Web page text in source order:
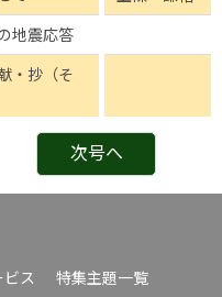
地震応答
・抄（そ
次号へ
ス
特集主題一覧